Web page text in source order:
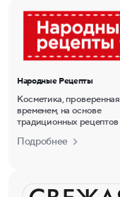
Народные Рецепты
Косметика, проверенная
временем, на основе
традиционных рецептов
Подробнее